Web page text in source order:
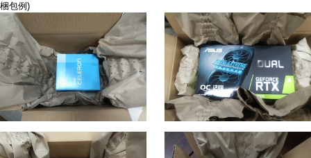
梱包例)